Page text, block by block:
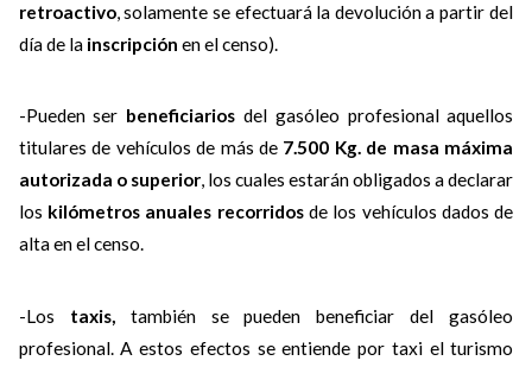
retroactivo, solamente se efectuará la devolución a partir del
día de la inscripción en el censo).
-Pueden ser beneficiarios del gasóleo profesional aquellos
titulares de vehículos de más de 7.500 Kg. de masa máxima
autorizada o superior, los cuales estarán obligados a declarar
los kilómetros anuales recorridosde los vehículos dados de
alta en el censo.
-Los taxis, también se pueden beneficiar del gasóleo
profesional. A estos efectos se entiende por taxi el turismo